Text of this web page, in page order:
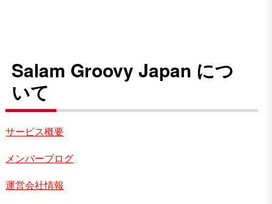
Salam Groovy Japan につ
いて
サービス概要
メンバーブログ
運営会社情報